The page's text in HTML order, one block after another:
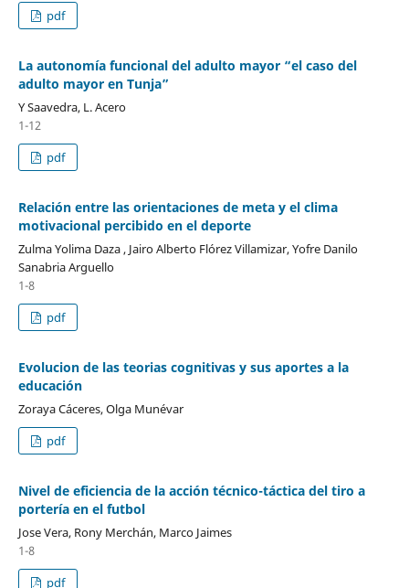
pdf
La autonomía funcional del adulto mayor “el caso del
adulto mayor en Tunja”
Y Saavedra, L. Acero
1-12
pdf
Relación entre las orientaciones de meta y el clima
motivacional percibido en el deporte
Zulma Yolima Daza , Jairo Alberto Flórez Villamizar, Yofre Danilo
Sanabria Arguello
1-8
pdf
Evolucion de las teorias cognitivas y sus aportes a la
educación
Zoraya Cáceres, Olga Munévar
pdf
Nivel de eficiencia de la acción técnico-táctica del tiro a
portería en el futbol
Jose Vera, Rony Merchán, Marco Jaimes
1-8
pdf